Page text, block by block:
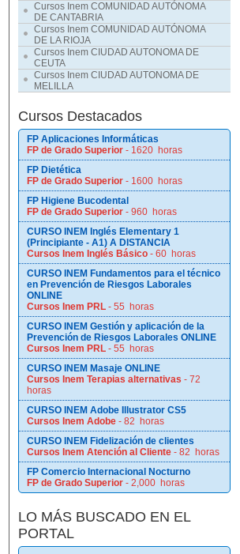
Cursos Inem COMUNIDAD AUTÓNOMA
DE CANTABRIA
Cursos Inem COMUNIDAD AUTÓNOMA
DE LA RIOJA
Cursos Inem CIUDAD AUTONOMA DE
CEUTA
Cursos Inem CIUDAD AUTONOMA DE
MELILLA
Cursos Destacados
FP Aplicaciones Informáticas
FP de Grado Superior - 1620 horas
FP Dietética
FP de Grado Superior - 1600 horas
FP Higiene Bucodental
FP de Grado Superior - 960 horas
CURSO INEM Inglés Elementary 1
(Principiante - A1) A DISTANCIA
Cursos Inem Inglés Básico - 60 horas
CURSO INEM Fundamentos para el técnico
en Prevención de Riesgos Laborales
ONLINE
Cursos Inem PRL - 55 horas
CURSO INEM Gestión y aplicación de la
Prevención de Riesgos Laborales ONLINE
Cursos Inem PRL - 55 horas
CURSO INEM Masaje ONLINE
Cursos Inem Terapias alternativas - 72
horas
CURSO INEM Adobe Illustrator CS5
Cursos Inem Adobe - 82 horas
CURSO INEM Fidelización de clientes
Cursos Inem Atención al Cliente - 82 horas
FP Comercio Internacional Nocturno
FP de Grado Superior - 2,000 horas
LO MÁS BUSCADO EN EL
PORTAL